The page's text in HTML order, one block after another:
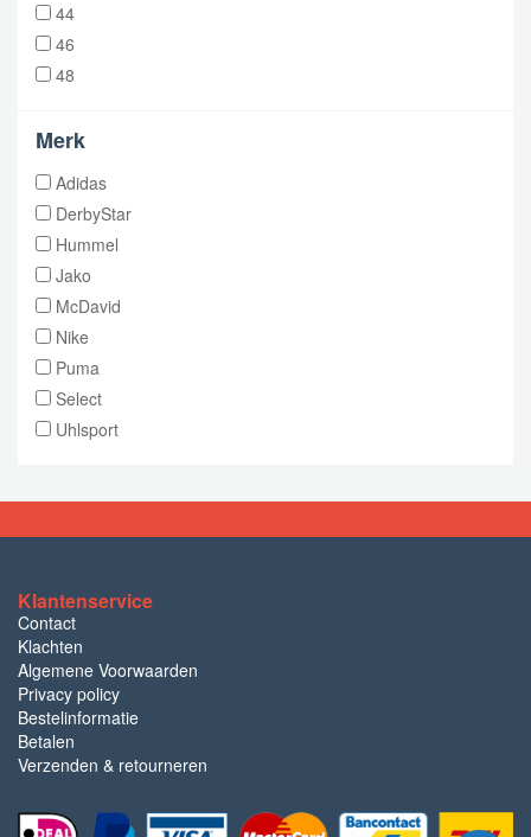
44
46
48
Merk
Adidas
DerbyStar
Hummel
Jako
McDavid
Nike
Puma
Select
Uhlsport
Klantenservice
Contact
Klachten
Algemene Voorwaarden
Privacy policy
Bestelinformatie
Betalen
Verzenden & retourneren